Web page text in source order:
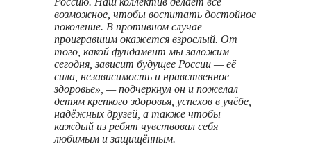
возможное, чтобы воспитать достойное
поколение. В противном случае
проигравшим окажется взрослый. От
того, какой фундамент мы заложим
сегодня, зависит будущее России — её
сила, независимость и нравственное
здоровье», — подчеркнул он и пожелал
детям крепкого здоровья, успехов в учёбе,
надёжных друзей, а также чтобы
каждый из ребят чувствовал себя
любимым и защищённым.